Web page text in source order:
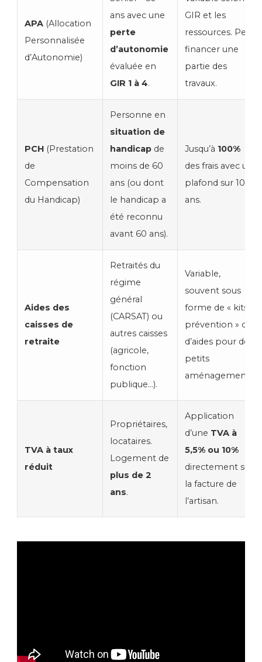
APA (Allocation
Personnalisée
d’Autonomie)
ans avec une
perte
d’autonomie
évaluée en
GIR 1 à 4.
GIR et les
ressources. Peut
financer une
partie des
travaux.
PCH (Prestation
de
Compensation
du Handicap)
Personne en
situation de
handicap de
moins de 60
ans (ou dont
le handicap a
été reconnu
avant 60 ans).
Jusqu’à 100%
des frais avec un
plafond sur 10
ans.
Aides des
caisses de
retraite
Retraités du
régime
général
(CARSAT) ou
autres caisses
(agricole,
fonction
publique…).
Variable,
souvent sous
forme de « kits
prévention » ou
d’aides pour des
petits
aménagements.
TVA à taux
réduit
Propriétaires,
locataires.
Logement de
plus de 2
ans.
Application
d’une TVA à
5,5% ou 10%
directement sur
la facture de
l’artisan.